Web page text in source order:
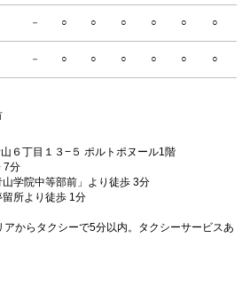
－ ○ ○ ○ ○ ○ ○
－ ○ ○ ○ ○ ○ ○
６丁目１３−５ ポルトポヌール1階
7分
山学院中等部前」より徒歩 3分
留所より徒歩 1分
アからタクシーで5分以内。タクシーサービスあ